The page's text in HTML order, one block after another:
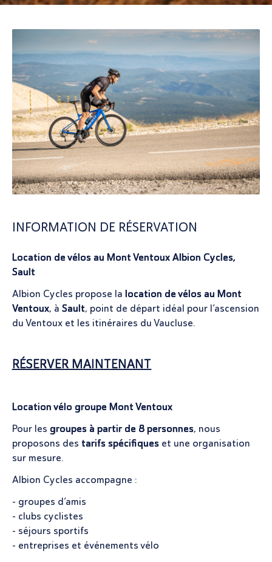
INFORMATION DE RÉSERVATION
Location de vélos au Mont Ventoux Albion Cycles,
Sault
Albion Cycles propose la location de vélos au Mont
Ventoux, à Sault, point de départ idéal pour l’ascension
du Ventoux et les itinéraires du Vaucluse.
RÉSERVER MAINTENANT
Location vélo groupe Mont Ventoux
Pour les groupes à partir de 8 personnes, nous
proposons des tarifs spécifiques et une organisation
sur mesure.
Albion Cycles accompagne :
- groupes d’amis
- clubs cyclistes
- séjours sportifs
- entreprises et événements vélo